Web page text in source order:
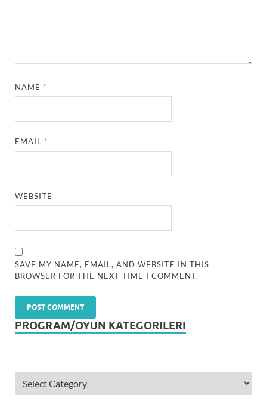
NAME*
EMAIL*
WEBSITE
SAVE MY NAME, EMAIL, AND WEBSITE IN THIS
BROWSER FOR THE NEXT TIME I COMMENT.
PROGRAM/OYUN KATEGORILERI